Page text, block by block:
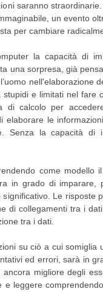
saranno
un evento
per cambiare
la capacità di
una sorpresa, già
nell'elaborazione
e limitati nel fare
di calcolo per
elaborare le
Senza la capacità di
come modello
in grado di imparare,
Le risposte
di collegamenti tra i
tra i dati.
su ciò a cui somiglia
ed errori, sarà in
migliore degli
leggere